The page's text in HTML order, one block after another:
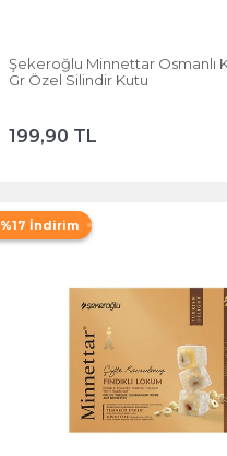
Şekeroğlu Minnettar Osmanlı
Gr Özel Silindir Kutu
199,90 TL
%17 İndirim